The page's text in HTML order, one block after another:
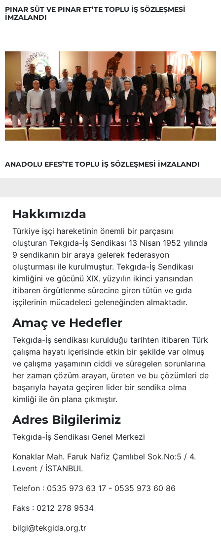
PINAR SÜT VE PINAR ET’TE TOPLU İŞ SÖZLEŞMESİ
İMZALANDI
ANADOLU EFES’TE TOPLU İŞ SÖZLEŞMESİ İMZALANDI
Hakkımızda
Türkiye işçi hareketinin önemli bir parçasını
oluşturan Tekgıda-İş Sendikası 13 Nisan 1952 yılında
9 sendikanın bir araya gelerek federasyon
oluşturması ile kurulmuştur. Tekgıda-İş Sendikası
kimliğini ve gücünü XIX. yüzyılın ikinci yarısından
itibaren örgütlenme sürecine giren tütün ve gıda
işçilerinin mücadeleci geleneğinden almaktadır.
Amaç ve Hedefler
Tekgıda-İş sendikası kurulduğu tarihten itibaren Türk
çalışma hayatı içerisinde etkin bir şekilde var olmuş
ve çalışma yaşamının ciddi ve süregelen sorunlarına
her zaman çözüm arayan, üreten ve bu çözümleri de
başarıyla hayata geçiren lider bir sendika olma
kimliği ile ön plana çıkmıştır.
Adres Bilgilerimiz
Tekgıda-İş Sendikası Genel Merkezi
Konaklar Mah. Faruk Nafiz Çamlıbel Sok.No:5 / 4.
Levent / İSTANBUL
Telefon : 0535 973 63 17 - 0535 973 60 86
Faks : 0212 278 9534
bilgi@tekgida.org.tr